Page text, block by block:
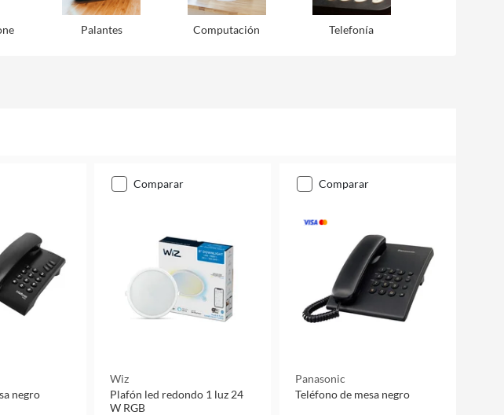
Palantes Computación Telefonía
negro
comparar
Wiz
Plafón led redondo 1 luz 24
W RGB
comparar
Panasonic
Teléfono de mesa negro